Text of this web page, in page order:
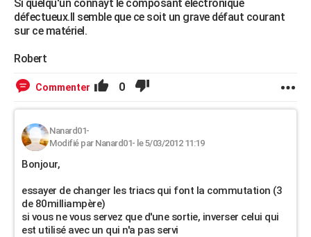
Si quelqu'un connayt le composant électronique
défectueux.Il semble que ce soit un grave défaut courant
sur ce matériel.
Robert
Commenter 0
Nanard01-
Modifié par Nanard01- le 5/03/2012 11:19
Bonjour,
essayer de changer les triacs qui font la commutation (3
de 80milliampère)
si vous ne vous servez que d'une sortie, inverser celui qui
est utilisé avec un qui n'a pas servi